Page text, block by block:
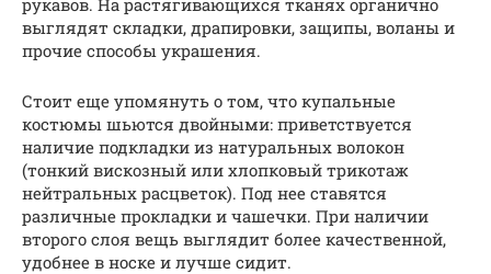
выглядят складки, драпировки, защипы, воланы и
прочие способы украшения.
Стоит еще упомянуть о том, что купальные
костюмы шьются двойными: приветствуется
наличие подкладки из натуральных волокон
(тонкий вискозный или хлопковый трикотаж
нейтральных расцветок). Под нее ставятся
различные прокладки и чашечки. При наличии
второго слоя вещь выглядит более качественной,
удобнее в носке и лучше сидит.